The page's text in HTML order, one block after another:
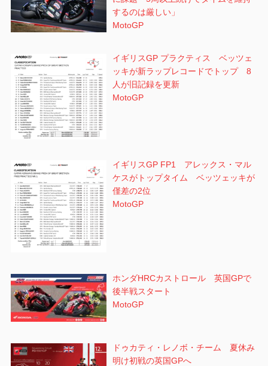
するのは厳しい」
MotoGP
イギリスGP プラクティス ベッツェ
ッキが新ラップレコードでトップ 8
人が旧記録を更新
MotoGP
イギリスGP FP1 アレックス・マル
ケスがトップタイム ベッツェッキが
僅差の2位
MotoGP
ホンダHRCカストロール 英国GPで
後半戦スタート
MotoGP
ドゥカティ・レノボ・チーム 夏休み
明け初戦の英国GPへ